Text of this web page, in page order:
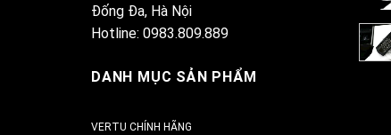
Đống Đa, Hà Nội
Hotline: 0983.809.889
DANH MỤC SẢN PHẨM
VERTU CHÍNH HÃNG